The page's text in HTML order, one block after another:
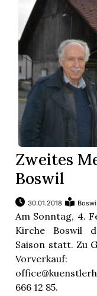
Zweites
Boswil
30.01.2018 Boswil
Am Sonntag, 4.
Kirche Boswil
Saison statt. Zu
Vorverkauf:
666 12 85.